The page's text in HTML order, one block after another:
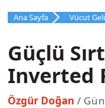
atlaAna Sayfa Vücut
Güçlü
Inverted
Özgür Doğan